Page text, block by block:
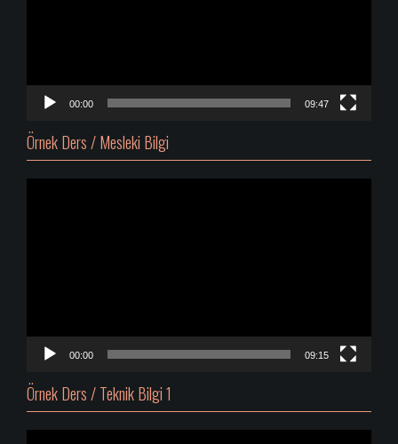
00:00 09:47
Örnek Ders / Mesleki Bilgi
00:00 09:15
Örnek Ders / Teknik Bilgi 1